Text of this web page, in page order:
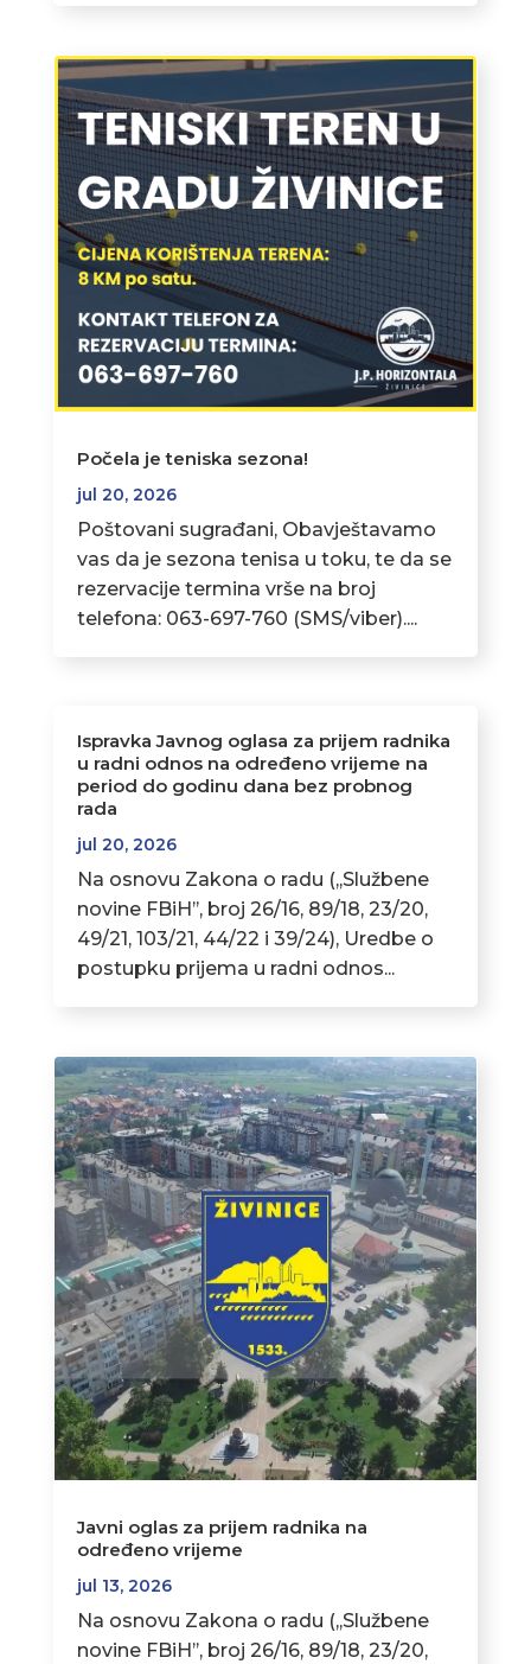
Počela je teniska sezona!
jul 20, 2026
Poštovani sugrađani, Obavještavamo
vas da je sezona tenisa u toku, te da se
rezervacije termina vrše na broj
telefona: 063-697-760 (SMS/viber)....
Ispravka Javnog oglasa za prijem radnika
u radni odnos na određeno vrijeme na
period do godinu dana bez probnog
rada
jul 20, 2026
Na osnovu Zakona o radu (,,Službene
novine FBiH’’, broj 26/16, 89/18, 23/20,
49/21, 103/21, 44/22 i 39/24), Uredbe o
postupku prijema u radni odnos...
Javni oglas za prijem radnika na
određeno vrijeme
jul 13, 2026
Na osnovu Zakona o radu (,,Službene
novine FBiH’’, broj 26/16, 89/18, 23/20,